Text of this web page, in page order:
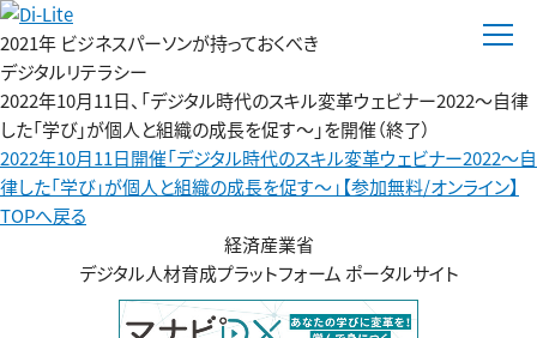
2021年 ビジネスパーソンが持っておくべき
デジタルリテラシー
2022年10月11日、「デジタル時代のスキル変革ウェビナー2022～自律
した「学び」が個人と組織の成長を促す～」を開催（終了）
2022年10月11日開催「デジタル時代のスキル変革ウェビナー2022～自
律した「学び」が個人と組織の成長を促す～」【参加無料/オンライン】
TOPへ戻る
経済産業省
デジタル人材育成プラットフォーム ポータルサイト